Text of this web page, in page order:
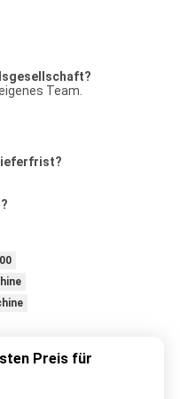
Team.
Preis für